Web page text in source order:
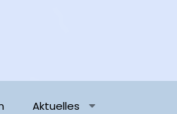
Aktuelles